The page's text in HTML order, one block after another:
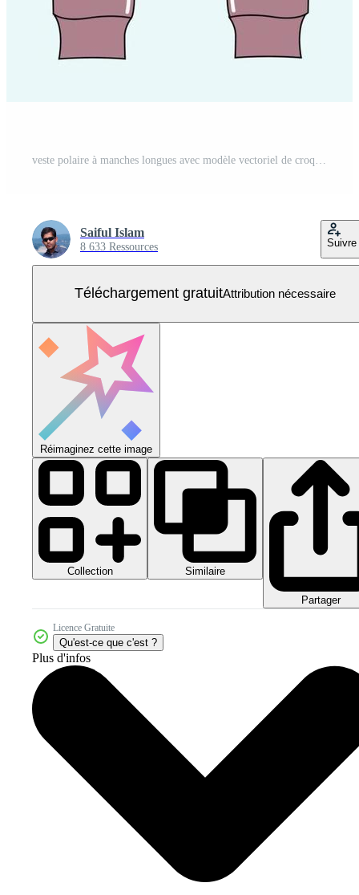
Saiful Islam
8 633 Ressources Suivre
Téléchargement gratuitAttribution nécessaire
Réimaginez cette image
Collection Similaire
Partager
Licence Gratuite
Qu'est-ce que c'est ?
Plus d'infos